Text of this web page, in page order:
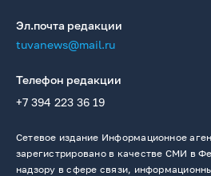
Эл.почта редакции
tuvanews@mail.ru
Телефон редакции
+7 394 223 36 19
Сетевое издание Информационное
зарегистрировано в качестве СМИ в
надзору в сфере связи,